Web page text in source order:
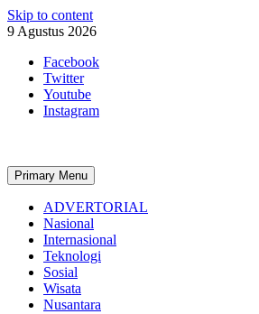
Skip to content
9 Agustus 2026
Facebook
Twitter
Youtube
Instagram
Primary Menu
ADVERTORIAL
Nasional
Internasional
Teknologi
Sosial
Wisata
Nusantara